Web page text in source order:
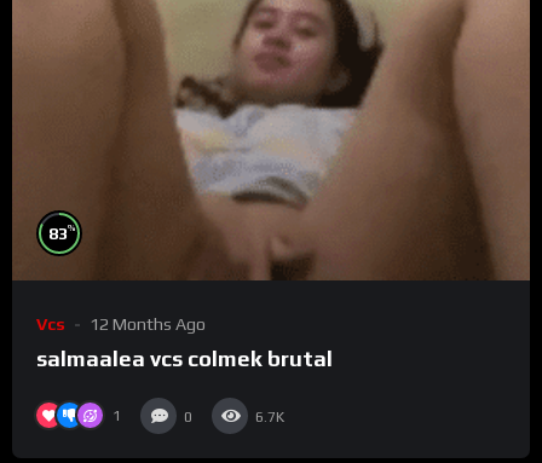
83%
Vcs 12 Months Ago
salmaalea vcs colmek brutal
1 0 6.7K